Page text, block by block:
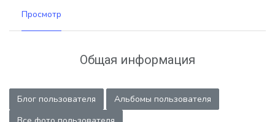
Просмотр
Общая информация
Блог пользователя
Альбомы пользователя